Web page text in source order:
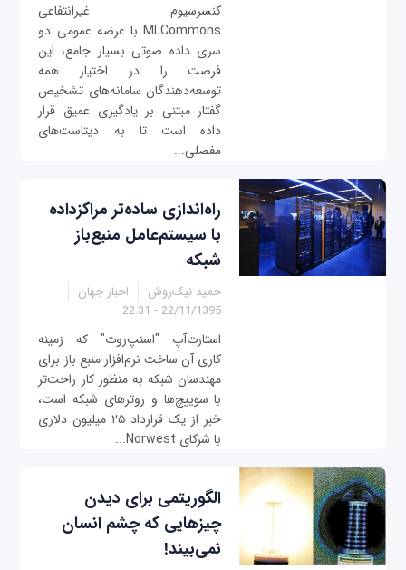
کنسرسیوم غیرانتفاعی
MLCommons با‌ عرضه عمومی دو
سری داده صوتی بسیار جامع، این
فرصت را در اختیار همه
توسعه‌دهندگان سامانه‌های تشخیص
گفتار مبتنی بر یادگیری عمیق قرار
داده است تا به دیتاست‌های
مفصلی...
راه‌اندازی ساده‌تر مراکزداده
با سیستم‌عامل منبع‌باز
شبکه
حمید نیک‌روش
اخبار جهان
22/11/1395 - 22:31
استارت‌آپ "اسنپ‌روت" که زمینه
کاری آن ساخت نرم‌افزار منبع باز برای
مهندسان شبکه به منظور کار راحت‌تر
با سوییچ‌‌ها و روترهای شبکه است،
خبر از یک قرارداد ۲۵ میلیون دلاری
با شرکای Norwest...
الگوریتمی برای دیدن
چیزهایی که چشم انسان
نمی‌بیند!